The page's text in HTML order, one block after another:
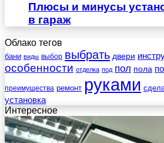
Плюсы и минусы
в гараж
Облако тегов
бани виды выбор выбрать двери
особенности отделка под пол пола
преимущества ремонт руками
установка
Интересное